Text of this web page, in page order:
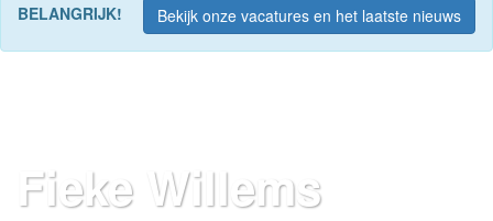
BELANGRIJK! Bekijk onze vacatures en het laatste nieuws
Fieke Willems